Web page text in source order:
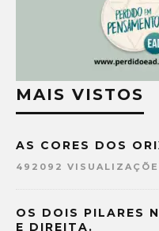
MAIS VISTOS
AS CORES DOS
492092
OS DOIS PILARES
E DIREITA.